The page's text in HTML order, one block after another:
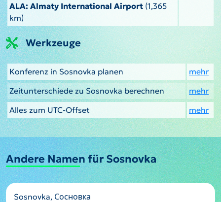
ALA: Almaty International Airport (1,365
km)
Werkzeuge
Konferenz in Sosnovka planen
mehr
Zeitunterschiede zu Sosnovka berechnen
mehr
Alles zum UTC-Offset
mehr
Andere Namen für Sosnovka
Sosnovka, Сосновка